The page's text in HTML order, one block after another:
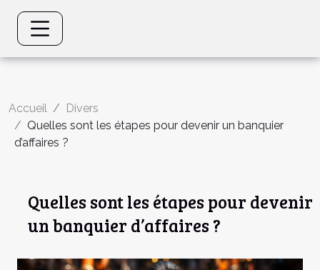
Accueil
Divers
Quelles sont les étapes pour devenir un banquier
d’affaires ?
Quelles sont les étapes pour devenir
un banquier d’affaires ?